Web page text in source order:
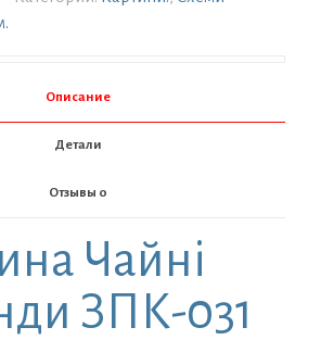
Описание
Детали
Отзывы 0
Чайні
ЗПК-031